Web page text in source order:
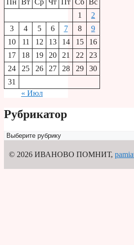
Пн Вт Ср Чт Пт Сб Вс
1
2
3
4 5 6 7 8
9
10
11 12 13 14 15
16
17
18 19 20 21 22
23
24
25 26 27 28 29
30
31
« Июл
Рубрикатор
Рубрикатор
© 2026 ИВАНОВО ПОМНИТ,